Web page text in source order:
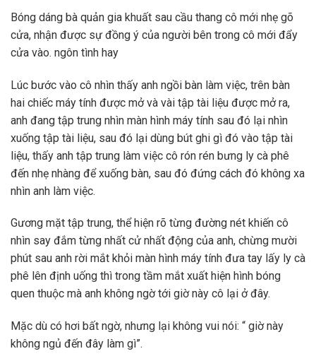
Bóng dáng bà quản gia khuất sau cầu thang cô mới nhẹ gõ
cửa, nhận được sự đồng ý của người bên trong cô mới đẩy
cửa vào. ngôn tình hay
Lúc bước vào cô nhìn thấy anh ngồi bàn làm việc, trên bàn
hai chiếc máy tính được mở và vài tập tài liệu được mở ra,
anh đang tập trung nhìn màn hình máy tính sau đó lại nhìn
xuống tập tài liệu, sau đó lại dùng bút ghi gì đó vào tập tài
liệu, thấy anh tập trung làm việc cô rón rén bưng ly cà phê
đến nhẹ nhàng để xuống bàn, sau đó đứng cách đó không xa
nhìn anh làm việc.
Gương mặt tập trung, thể hiện rõ từng đường nét khiến cô
nhìn say đắm từng nhất cử nhất động của anh, chừng mười
phút sau anh rời mắt khỏi màn hình máy tính đưa tay lấy ly cà
phê lên định uống thì trong tầm mắt xuất hiện hình bóng
quen thuộc mà anh không ngờ tới giờ này cô lại ở đây.
Mặc dù có hơi bất ngờ, nhưng lại không vui nói: “ giờ này
không ngủ đến đây làm gì”.